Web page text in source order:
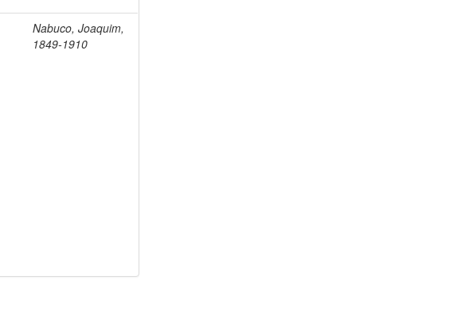
Nabuco, Joaquim,
1849-1910